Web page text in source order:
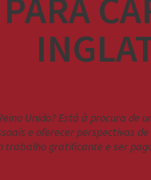
Unido? Está à procura de
e oferecer perspectivas
gratificante e ser